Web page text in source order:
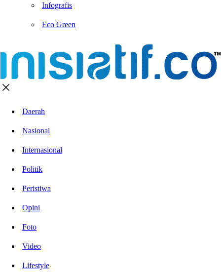
Infografis
Eco Green
Daerah
Nasional
Internasional
Politik
Peristiwa
Opini
Foto
Video
Lifestyle